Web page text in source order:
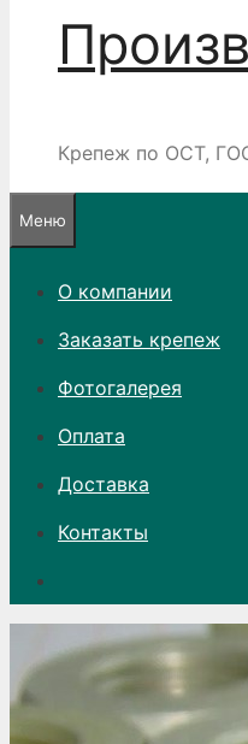
Крепеж по ОСТ,
Меню
О компании
Заказать крепеж
Фотогалерея
Оплата
Доставка
Контакты